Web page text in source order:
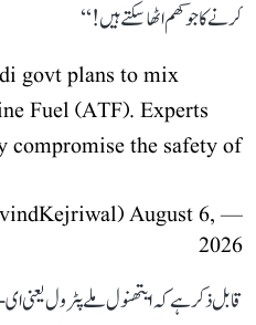
کرنے کا جوکھم اٹھا سکتے ہیں!‘‘
govt plans to mix
Fuel (ATF). Experts
compromise the safety of
— Arvind Kejriwal (@ArvindKejriwal)
August 6,
2026